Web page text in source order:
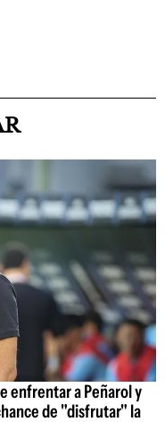
enfrentar a Peñarol y
de "disfrutar" la